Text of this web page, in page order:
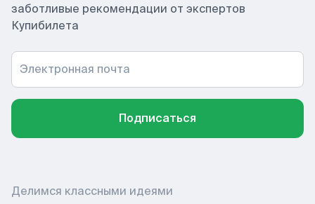
заботливые рекомендации от экспертов
Купибилета
Электронная почта
Подписаться
Делимся классными идеями